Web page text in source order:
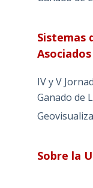
Sistemas
Asociados
IV y V
Ganado de
Sobre la